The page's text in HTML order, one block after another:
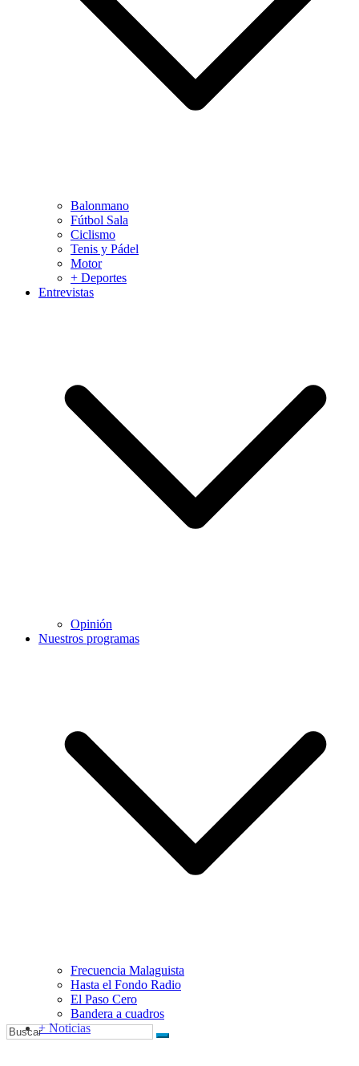
Balonmano
Fútbol Sala
Ciclismo
Tenis y Pádel
Motor
+ Deportes
Entrevistas
Opinión
Nuestros programas
Frecuencia Malaguista
Hasta el Fondo Radio
El Paso Cero
Bandera a cuadros
+ Noticias